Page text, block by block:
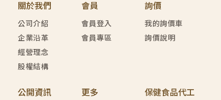
關於我們
公司介紹
企業沿革
經營理念
股權結構
會員
會員登入
會員專區
詢價
我的詢價車
詢價說明
公開資訊 更多 保健食品代工